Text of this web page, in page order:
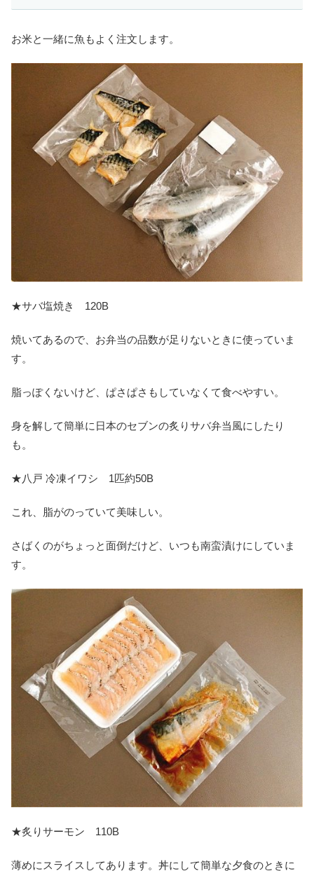
お米と一緒に魚もよく注文します。
★サバ塩焼き 120B
焼いてあるので、お弁当の品数が足りないときに使っていま
す。
脂っぽくないけど、ぱさぱさもしていなくて食べやすい。
身を解して簡単に日本のセブンの炙りサバ弁当風にしたり
も。
★八戸 冷凍イワシ 1匹約50B
これ、脂がのっていて美味しい。
さばくのがちょっと面倒だけど、いつも南蛮漬けにしていま
す。
★炙りサーモン 110B
薄めにスライスしてあります。丼にして簡単な夕食のときに